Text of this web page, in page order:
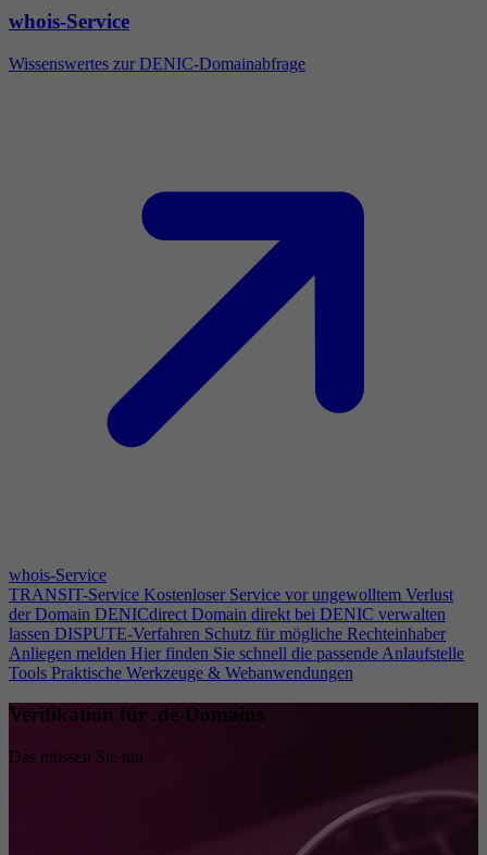
whois-Service
Wissenswertes zur DENIC-Domainabfrage
whois-Service
TRANSIT-Service Kostenloser Service vor ungewolltem Verlust
der Domain DENICdirect Domain direkt bei DENIC verwalten
lassen DISPUTE-Verfahren Schutz für mögliche Rechteinhaber
Anliegen melden Hier finden Sie schnell die passende Anlaufstelle
Tools Praktische Werkzeuge & Webanwendungen
Verifikation für .de-Domains
Das müssen Sie tun